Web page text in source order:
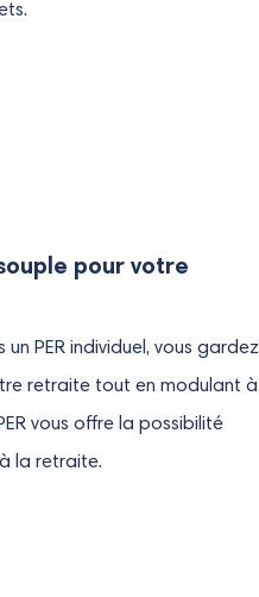
pour votre
PER individuel, vous gardez
retraite tout en modulant à
vous offre la possibilité
la retraite.